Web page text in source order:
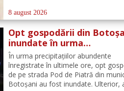
aparatul electrocasnic, iar medicii au
solicitat intervenția salvatorilor.
din cadrul...
8 august 2026
Opt gospodării din
inundate în urma
precipitațiilor abundente
ultimele ore
În urma precipitațiilor abundente
înregistrate în ultimele ore, opt
de pe strada Pod de Piatră din
Botoșani au fost inundate. Ulterior,